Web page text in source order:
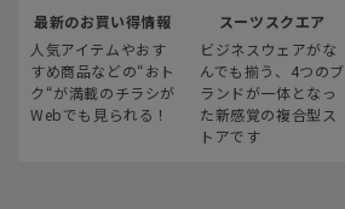
最新のお買い得情報
人気アイテムやおす
すめ商品などの“おト
ク“が満載のチラシが
Webでも見られる！
スーツスクエア
ビジネスウェアがな
んでも揃う、4つのブ
ランドが一体となっ
た新感覚の複合型ス
トアです